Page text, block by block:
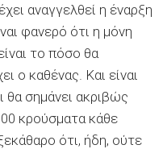
αναγγελθεί η έναρξη
φανερό ότι η μόνη
το πόσο θα
ο καθένας. Και είναι
θα σημάνει ακριβώς
κρούσματα κάθε
ότι, ήδη, ούτε